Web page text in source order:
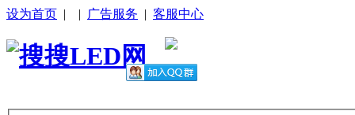
设为首页 | | 广告服务 | 客服中心